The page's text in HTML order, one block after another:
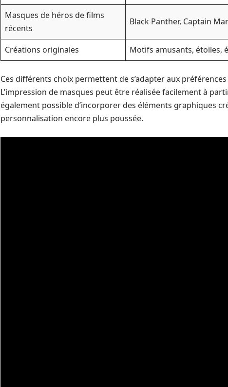
Masques de héros de films
récents
Black Panther, Captain
Créations originales
Motifs amusants, étoiles,
Ces différents choix permettent de s’adapter aux
L’impression de masques peut être réalisée facilement à
également possible d’incorporer des éléments graphiques
personnalisation encore plus poussée.